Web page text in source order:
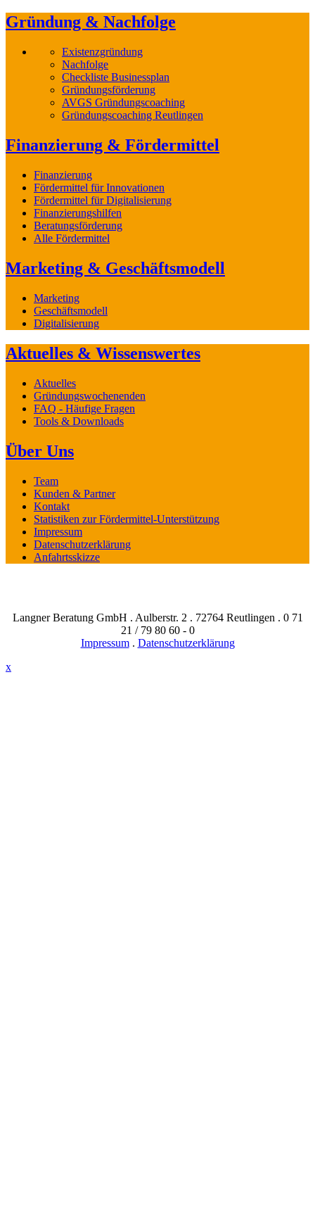
Gründung & Nachfolge
Existenzgründung
Nachfolge
Checkliste Businessplan
Gründungsförderung
AVGS Gründungscoaching
Gründungscoaching Reutlingen
Finanzierung & Fördermittel
Finanzierung
Fördermittel für Innovationen
Fördermittel für Digitalisierung
Finanzierungshilfen
Beratungsförderung
Alle Fördermittel
Marketing & Geschäftsmodell
Marketing
Geschäftsmodell
Digitalisierung
Aktuelles & Wissenswertes
Aktuelles
Gründungswochenenden
FAQ - Häufige Fragen
Tools & Downloads
Über Uns
Team
Kunden & Partner
Kontakt
Statistiken zur Fördermittel-Unterstützung
Impressum
Datenschutzerklärung
Anfahrtsskizze
Langner Beratung GmbH . Aulberstr. 2 . 72764 Reutlingen . 0 71
21 / 79 80 60 - 0
Impressum. Datenschutzerklärung
x